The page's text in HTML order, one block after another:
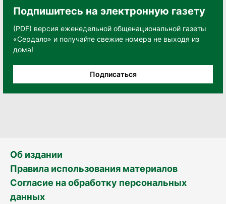
Подпишитесь на электронную газету
(PDF) версия еженедельной общенациональной газеты
«Сердало» и получайте свежие номера не выходя из
дома!
Подписаться
Об издании
Правила использования материалов
Согласие на обработку персональных
данных